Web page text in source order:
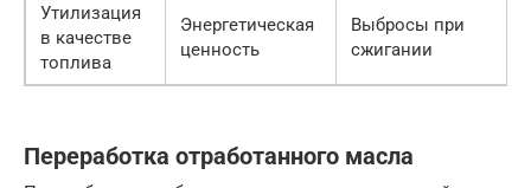
Утилизация
в качестве
топлива
Энергетическая
ценность
Выбросы при
сжигании
Переработка отработанного масла